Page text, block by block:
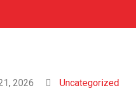
2026 Uncategorized